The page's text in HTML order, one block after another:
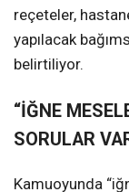
reçeteler,
yapılacak
belirtiliyor.
“İĞNE
SORULAR
Kamuoyunda